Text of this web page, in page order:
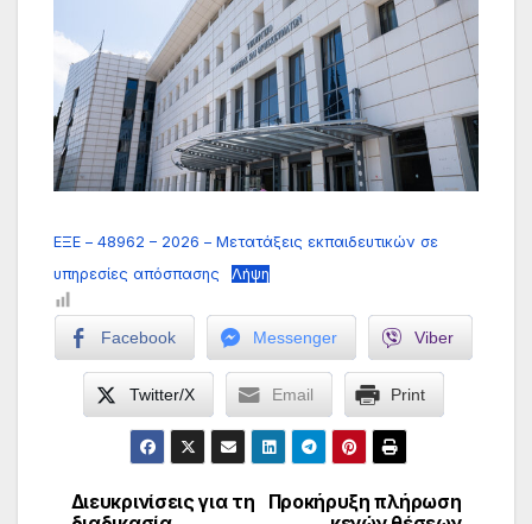
ΕΞΕ – 48962 – 2026 – Μετατάξεις εκπαιδευτικών σε
υπηρεσίες απόσπασης
Λήψη
Facebook Messenger Viber
Twitter/X Email Print
Προκήρυξη πλήρωση
Διευκρινίσεις για τη